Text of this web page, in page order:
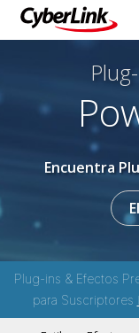
Encuentra
Plug-ins & Efectos
para Suscriptores